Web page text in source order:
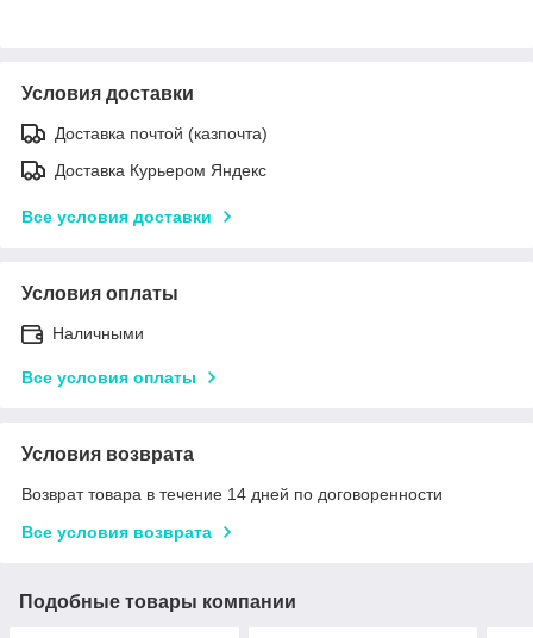
Условия доставки
Доставка почтой (казпочта)
Доставка Курьером Яндекс
Все условия доставки
Условия оплаты
Наличными
Все условия оплаты
Условия возврата
Возврат товара в течение 14 дней по договоренности
Все условия возврата
Подобные товары компании